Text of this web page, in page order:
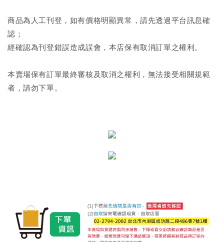
商品為人工刊登，如有價格明顯異常，請先透過平台訊息確
認；
經確認為刊登錯誤造成誤會，本店保有取消訂單之權利。
本賣場保有訂單最終審核及取消之權利，無法接受相關規範
者，請勿下單。